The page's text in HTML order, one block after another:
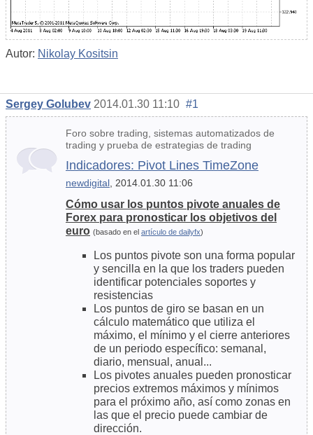
Autor: Nikolay Kositsin
Sergey Golubev 2014.01.30 11:10 #1
Foro sobre trading, sistemas automatizados de
trading y prueba de estrategias de trading
Indicadores: Pivot Lines TimeZone
newdigital , 2014.01.30 11:06
Cómo usar los puntos pivote anuales de
Forex para pronosticar los objetivos del
euro (basado en el artículo de dailyfx)
Los puntos pivote son una forma popular
y sencilla en la que los traders pueden
identificar potenciales soportes y
resistencias
Los puntos de giro se basan en un
cálculo matemático que utiliza el
máximo, el mínimo y el cierre anteriores
de un periodo específico: semanal,
diario, mensual, anual...
Los pivotes anuales pueden pronosticar
precios extremos máximos y mínimos
para el próximo año, así como zonas en
las que el precio puede cambiar de
dirección.